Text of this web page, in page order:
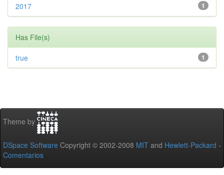
1
2017
Has File(s)
1
true
Theme by
DSpace Software Copyright © 2002-2008 MIT and Hewlett-Packard -
Comentarios